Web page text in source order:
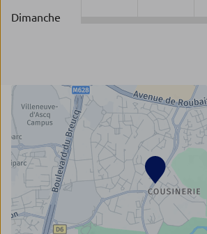
Dimanche